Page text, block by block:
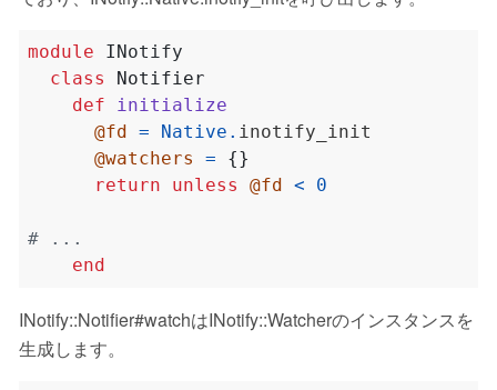
module
INotify
class
Notifier
def
initialize
@fd = Native .
@watchers
=
{}
return
unless @fd < 0
# ...
end
INotify::Notifier#watchはINotify::Watcherのインスタンスを
生成します。